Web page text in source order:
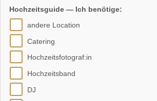
Hochzeitsguide — Ich benötige:
andere Location
Catering
Hochzeitsfotograf:in
Hochzeitsband
DJ